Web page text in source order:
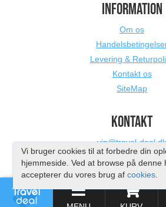
INFORMATION
Om os
Levering &
Kontakt os
SiteMap
KONTAKT
vip@travel-deal.dk
Vi bruger cookies til at forbedre din
hjemmeside. Ved at browse på denne
accepterer du vores brug afcookies